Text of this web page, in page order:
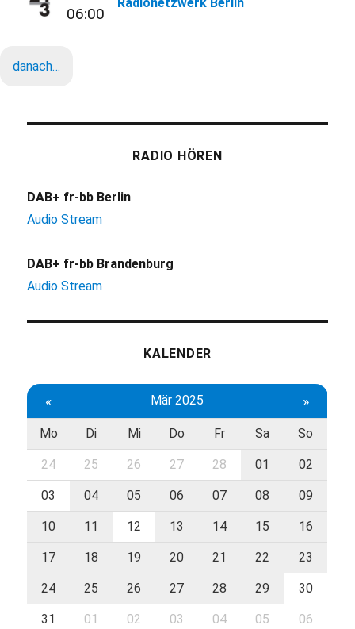
06:00
danach…
RADIO HÖREN
DAB+ fr-bb Berlin
Audio Stream
DAB+ fr-bb Brandenburg
Audio Stream
KALENDER
« Mär 2025 »
Mo Di Mi Do Fr Sa So
24 25 26 27 28 01 02
03 04 05 06 07 08 09
10 11 12 13 14 15 16
17 18 19 20 21 22 23
24 25 26 27 28 29 30
31 01 02 03 04 05 06